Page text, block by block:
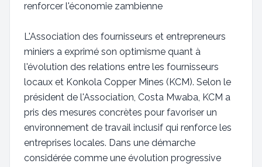
renforcer l'économie zambienne
L'Association des fournisseurs et entrepreneurs
miniers a exprimé son optimisme quant à
l'évolution des relations entre les fournisseurs
locaux et Konkola Copper Mines (KCM). Selon le
président de l'Association, Costa Mwaba, KCM a
pris des mesures concrètes pour favoriser un
environnement de travail inclusif qui renforce les
entreprises locales. Dans une démarche
considérée comme une évolution progressive